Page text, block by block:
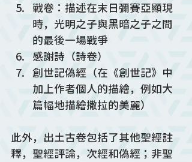
戰卷：描述在末日彌賽亞顯現
時，光明之子與黑暗之子之間
的最後一場戰爭
感謝詩（詩卷）
創世記偽經（在《創世記》中
加上作者個人的描繪，例如大
篇幅地描繪撒拉的美麗）
此外，出土古卷包括了其他聖經註
釋，聖經評論，次經和偽經；非聖